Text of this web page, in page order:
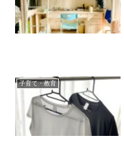
子育て・教育